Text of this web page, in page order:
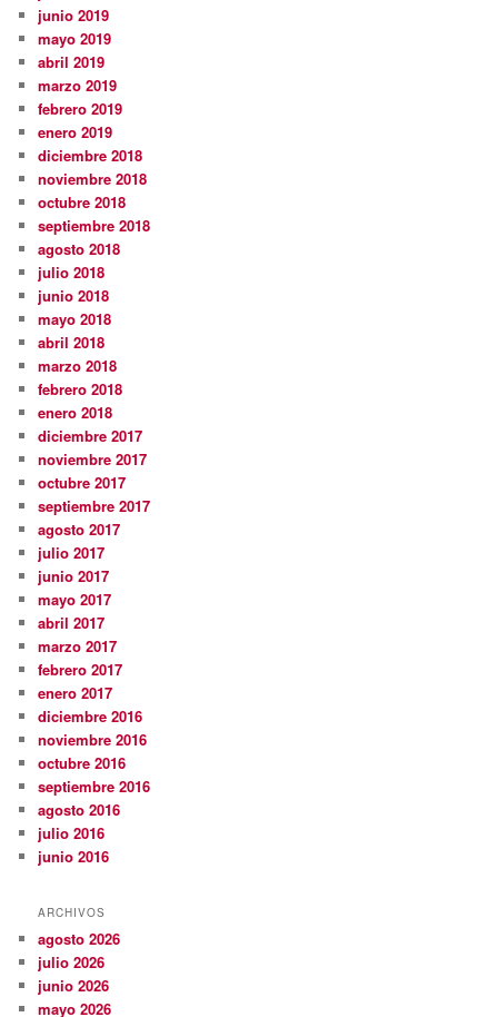
junio 2019
mayo 2019
abril 2019
marzo 2019
febrero 2019
enero 2019
diciembre 2018
noviembre 2018
octubre 2018
septiembre 2018
agosto 2018
julio 2018
junio 2018
mayo 2018
abril 2018
marzo 2018
febrero 2018
enero 2018
diciembre 2017
noviembre 2017
octubre 2017
septiembre 2017
agosto 2017
julio 2017
junio 2017
mayo 2017
abril 2017
marzo 2017
febrero 2017
enero 2017
diciembre 2016
noviembre 2016
octubre 2016
septiembre 2016
agosto 2016
julio 2016
junio 2016
ARCHIVOS
agosto 2026
julio 2026
junio 2026
mayo 2026